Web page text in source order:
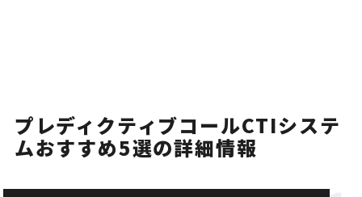
プレディクティブコールCTIシステ
ムおすすめ5選の詳細情報